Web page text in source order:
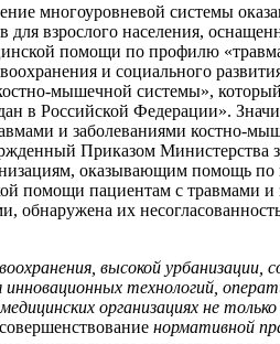
многоуровневой системы
взрослого населения,
помощи по профилю
и социального
мышечной системы»,
в Российской Федерации».
и заболеваниями костно-
Приказом Министерства
оказывающим помощь
помощи пациентам с травмами и
их
высокой урбанизации,
инновационных технологий,
организациях не только
нормативной